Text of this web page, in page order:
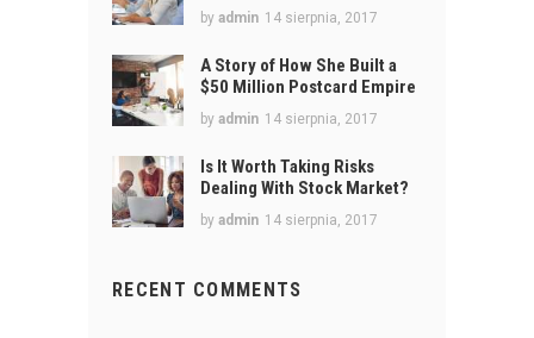
byadmin 14 sierpnia, 2017
A Story of How She Built a
$50 Million Postcard Empire
byadmin 14 sierpnia, 2017
Is It Worth Taking Risks
Dealing With Stock Market?
byadmin 14 sierpnia, 2017
RECENT COMMENTS